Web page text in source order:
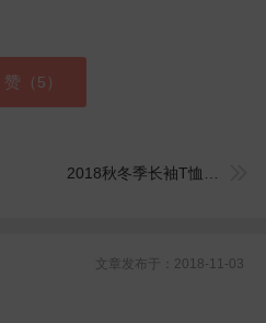
赞（ 5 ）
2018秋冬季长袖T恤女打底衫上衣服圆领修身纯黑色棉新款韩版学生
文章发布于：2018-11-03